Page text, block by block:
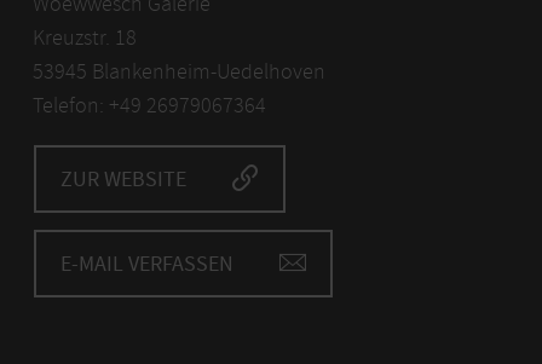
Kreuzstr. 18
53945 Blankenheim-Uedelhoven
Telefon: +49 26979067364
ZUR WEBSITE
E-MAIL VERFASSEN